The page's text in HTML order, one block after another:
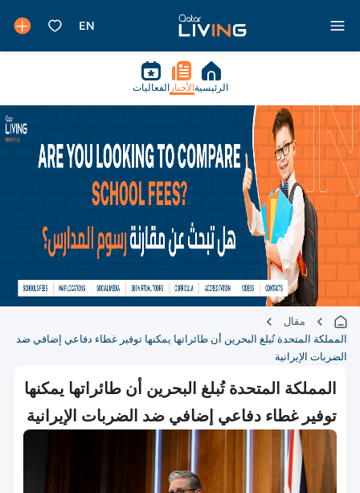
الرئيسية الأخبار الفعاليات
مقال
المملكة المتحدة تُبلغ البحرين أن طائراتها يمكنها توفير غطاء دفاعي إضافي ضد
الضربات الإيرانية
المملكة المتحدة تُبلغ البحرين أن طائراتها يمكنها
توفير غطاء دفاعي إضافي ضد الضربات الإيرانية